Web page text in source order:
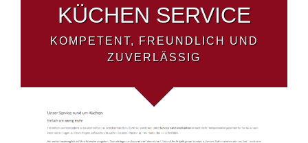
KÜCHEN SERVICE
KOMPETENT, FREUNDLICH UND
ZUVERLÄSSIG